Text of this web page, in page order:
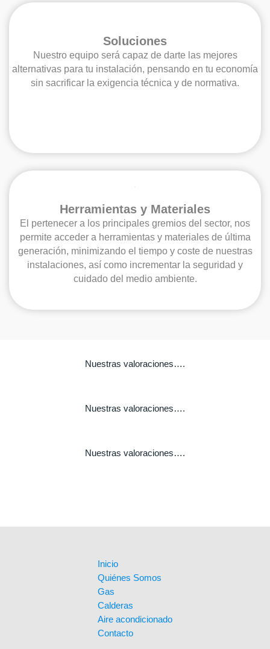
Soluciones
Nuestro equipo será capaz de darte las mejores
alternativas para tu instalación, pensando en tu economía
sin sacrificar la exigencia técnica y de normativa.
Herramientas y Materiales
El pertenecer a los principales gremios del sector, nos
permite acceder a herramientas y materiales de última
generación, minimizando el tiempo y coste de nuestras
instalaciones, así como incrementar la seguridad y
cuidado del medio ambiente.
Nuestras valoraciones….
Nuestras valoraciones….
Nuestras valoraciones….
Inicio
Quiénes Somos
Gas
Calderas
Aire acondicionado
Contacto